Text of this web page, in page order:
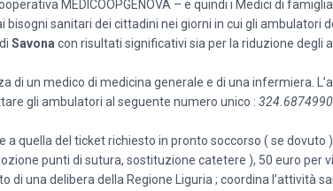
MEDICOOPGENOVA – e quindi i Medici di
sanitari dei cittadini nei giorni in cui gli ambulatori
Savona con risultati significativi sia per la riduzione degli
di un medico di medicina generale e di una infermiera.
gli ambulatori al seguente numero unico : 324.6874990
quella del ticket richiesto in pronto soccorso ( se dovuto
punti di sutura, sostituzione catetere ), 50 euro per
di una delibera della Regione Liguria ; coordina l’attività